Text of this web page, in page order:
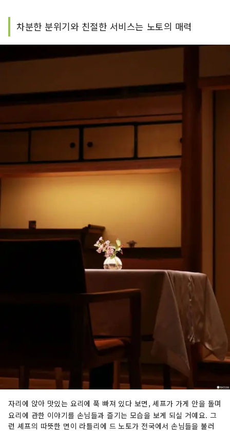
차분한 분위기와 친절한 서비스는 노토의 매력
자리에 앉아 맛있는 요리에 푹 빠져 있다 보면, 셰프가 가게 안을 돌며
요리에 관한 이야기를 손님들과즐기는 모습을 보게 되실 거예요. 그
런 셰프의 따뜻한 면이 라틀리에 드 노토가 전국에서 손님들을 불러